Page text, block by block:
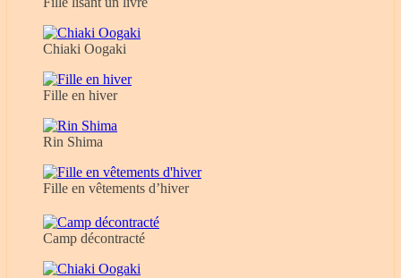
Chiaki Oogaki
Fille en hiver
Rin Shima
Fille en vêtements d’hiver
Camp décontracté